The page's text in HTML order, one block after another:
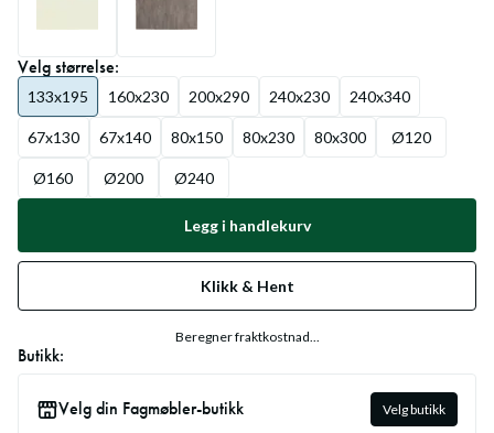
Velgstørrelse:
133x195 160x230 200x290 240x230 240x340
67x130 67x140 80x150 80x230 80x300 Ø120
Ø160 Ø200 Ø240
Legg i handlekurv
Klikk & Hent
Beregner fraktkostnad...
Butikk:
Velg din Fagmøbler-butikk Velg butikk